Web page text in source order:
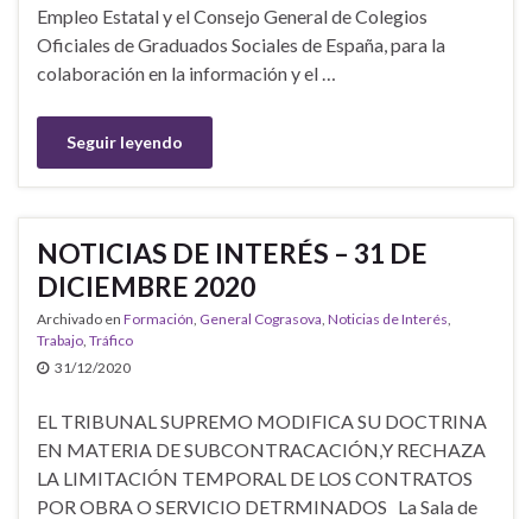
Empleo Estatal y el Consejo General de Colegios
Oficiales de Graduados Sociales de España, para la
colaboración en la información y el …
Seguir leyendo
NOTICIAS DE INTERÉS – 31 DE
DICIEMBRE 2020
Archivado en Formación General Cograsova Noticias de Interés
Trabajo Tráfico
31/12/2020
EL TRIBUNAL SUPREMO MODIFICA SU DOCTRINA
EN MATERIA DE SUBCONTRACACIÓN,Y RECHAZA
LA LIMITACIÓN TEMPORAL DE LOS CONTRATOS
POR OBRA O SERVICIO DETRMINADOS La Sala de